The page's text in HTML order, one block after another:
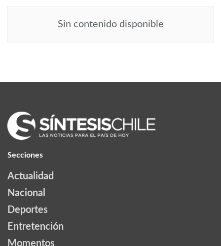
Sin contenido disponible
Secciones
Actualidad
Nacional
Deportes
Entretención
Momentos